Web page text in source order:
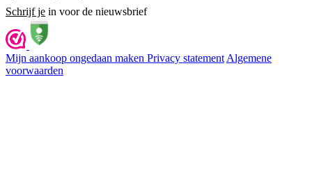
Schrijf je in voor de nieuwsbrief
Mijn aankoop ongedaan maken Privacy statement Algemene
voorwaarden